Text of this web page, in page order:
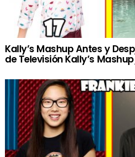
Kally’s Mashup Antes y
de Televisión Kally’s